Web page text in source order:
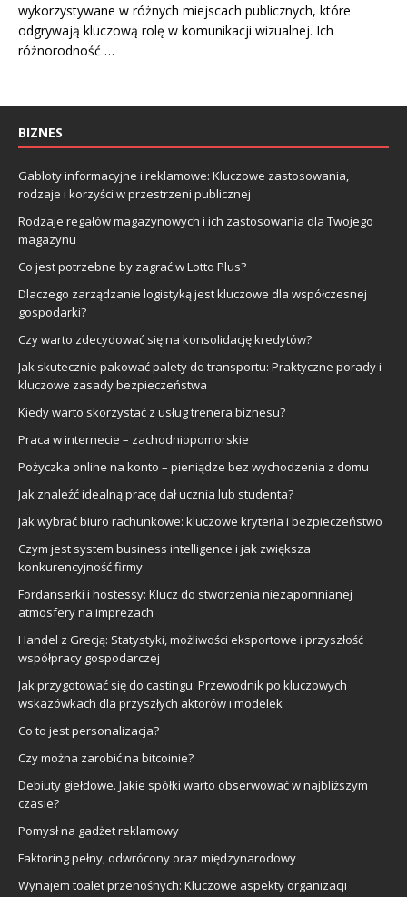
wykorzystywane w różnych miejscach publicznych, które
odgrywają kluczową rolę w komunikacji wizualnej. Ich
różnorodność …
BIZNES
Gabloty informacyjne i reklamowe: Kluczowe zastosowania,
rodzaje i korzyści w przestrzeni publicznej
Rodzaje regałów magazynowych i ich zastosowania dla Twojego
magazynu
Co jest potrzebne by zagrać w Lotto Plus?
Dlaczego zarządzanie logistyką jest kluczowe dla współczesnej
gospodarki?
Czy warto zdecydować się na konsolidację kredytów?
Jak skutecznie pakować palety do transportu: Praktyczne porady i
kluczowe zasady bezpieczeństwa
Kiedy warto skorzystać z usług trenera biznesu?
Praca w internecie – zachodniopomorskie
Pożyczka online na konto – pieniądze bez wychodzenia z domu
Jak znaleźć idealną pracę dał ucznia lub studenta?
Jak wybrać biuro rachunkowe: kluczowe kryteria i bezpieczeństwo
Czym jest system business intelligence i jak zwiększa
konkurencyjność firmy
Fordanserki i hostessy: Klucz do stworzenia niezapomnianej
atmosfery na imprezach
Handel z Grecją: Statystyki, możliwości eksportowe i przyszłość
współpracy gospodarczej
Jak przygotować się do castingu: Przewodnik po kluczowych
wskazówkach dla przyszłych aktorów i modelek
Co to jest personalizacja?
Czy można zarobić na bitcoinie?
Debiuty giełdowe. Jakie spółki warto obserwować w najbliższym
czasie?
Pomysł na gadżet reklamowy
Faktoring pełny, odwrócony oraz międzynarodowy
Wynajem toalet przenośnych: Kluczowe aspekty organizacji